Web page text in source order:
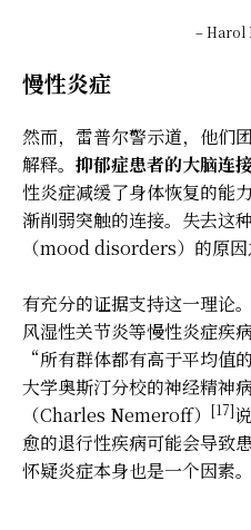
– Harol
慢性炎症
然而，雷普尔警示道，他们
解释。 抑郁症患者的大脑连
性炎症减缓了身体恢复的能
渐削弱突触的连接。失去这
（mood disorders）的原因
有充分的证据支持这一理论
风湿性关节炎等慢性炎症疾
“所有群体都有高于平均值
大学奥斯汀分校的神经精神
（Charles Nemeroff） [17]
愈的退行性疾病可能会导致
怀疑炎症本身也是一个因素。